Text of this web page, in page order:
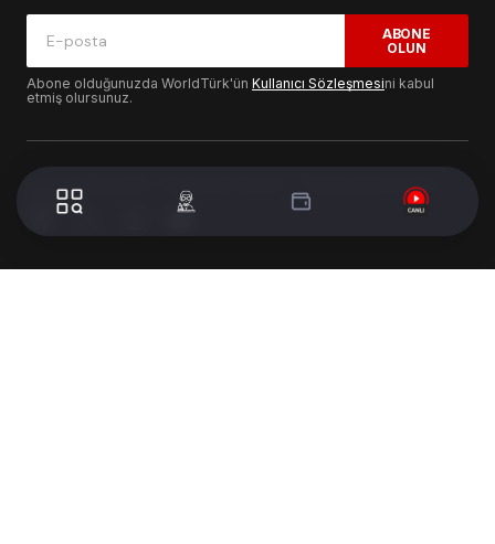
ABONE
OLUN
Abone olduğunuzda WorldTürk'ün Kullanıcı Sözleşmesini kabul
etmiş olursunuz.
© 2024 WorldTurk. Tüm Hakları Saklıdır. - Tasarım & Geliştirme :
Volion's